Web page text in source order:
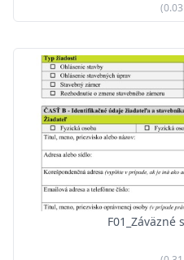
F01_Záväzné